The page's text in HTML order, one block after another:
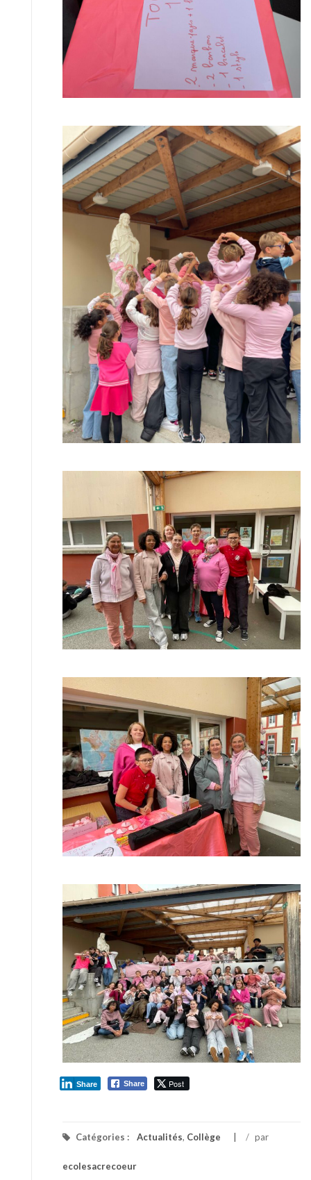
Share Post
Share
Catégories : Actualités, Collège / par
ecolesacrecoeur